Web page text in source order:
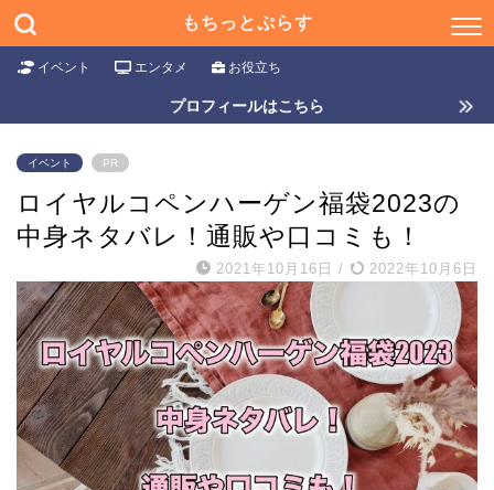
もちっとぷらす
イベント エンタメ お役立ち
プロフィールはこちら
イベント PR
ロイヤルコペンハーゲン福袋2023の
中身ネタバレ！通販や口コミも！
2021年10月16日 / 2022年10月6日